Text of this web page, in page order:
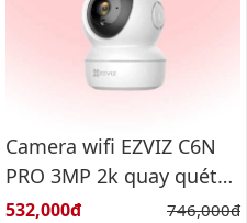
Camera wifi EZVIZ C6N
PRO 3MP 2k quay quét
wifi 3MP thông minh
Giá bán:
532,000đ Giá gốc:
746,000đ